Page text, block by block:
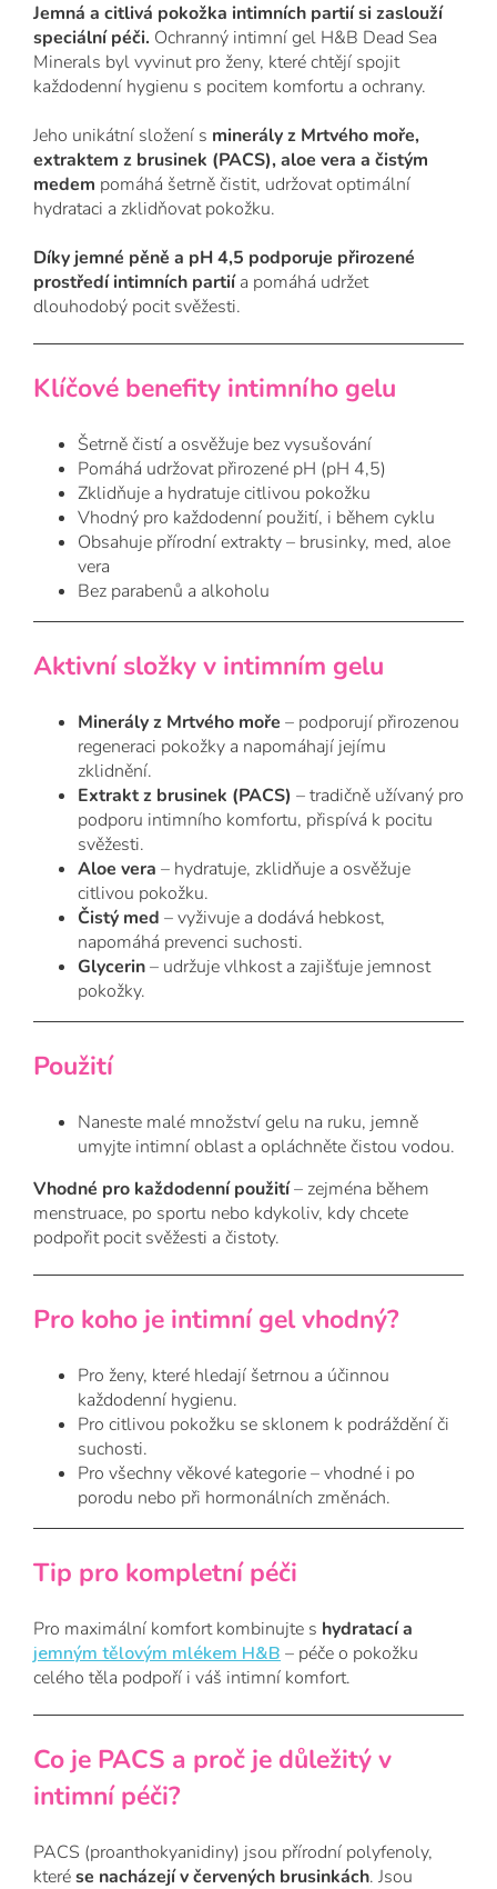
Jemná a citlivá pokožka intimních partií si zaslouží
speciální péči. Ochranný intimní gel H&B Dead Sea
Minerals byl vyvinut pro ženy, které chtějí spojit
každodenní hygienu s pocitem komfortu a ochrany.
Jeho unikátní složení s minerály z Mrtvého moře,
extraktem z brusinek (PACS), aloe vera a čistým
medem pomáhá šetrně čistit, udržovat optimální
hydrataci a zklidňovat pokožku.
Díky jemné pěně a pH 4,5 podporuje přirozené
prostředí intimních partiía pomáhá udržet
dlouhodobý pocit svěžesti.
Klíčové benefity intimního gelu
Šetrně čistí a osvěžuje bez vysušování
Pomáhá udržovat přirozené pH (pH 4,5)
Zklidňuje a hydratuje citlivou pokožku
Vhodný pro každodenní použití, i během cyklu
Obsahuje přírodní extrakty – brusinky, med, aloe
vera
Bez parabenů a alkoholu
Aktivní složky v intimním gelu
Minerály z Mrtvého moře – podporují přirozenou
regeneraci pokožky a napomáhají jejímu
zklidnění.
Extrakt z brusinek (PACS) – tradičně užívaný pro
podporu intimního komfortu, přispívá k pocitu
svěžesti.
Aloe vera – hydratuje, zklidňuje a osvěžuje
citlivou pokožku.
Čistý med – vyživuje a dodává hebkost,
napomáhá prevenci suchosti.
Glycerin– udržuje vlhkost a zajišťuje jemnost
pokožky.
Použití
Naneste malé množství gelu na ruku, jemně
umyjte intimní oblast a opláchněte čistou vodou.
Vhodné pro každodenní použití– zejména během
menstruace, po sportu nebo kdykoliv, kdy chcete
podpořit pocit svěžesti a čistoty.
Pro koho je intimní gel vhodný?
Pro ženy, které hledají šetrnou a účinnou
každodenní hygienu.
Pro citlivou pokožku se sklonem k podráždění či
suchosti.
Pro všechny věkové kategorie – vhodné i po
porodu nebo při hormonálních změnách.
Tip pro kompletní péči
Pro maximální komfort kombinujte s hydratací a
jemným tělovým mlékem H&B – péče o pokožku
celého těla podpoří i váš intimní komfort.
Co je PACS a proč je důležitý v
intimní péči?
PACS (proanthokyanidiny) jsou přírodní polyfenoly,
kterése nacházejí v červených brusinkách. Jsou